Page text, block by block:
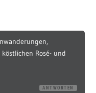
Rosé- und
ANTWORTEN